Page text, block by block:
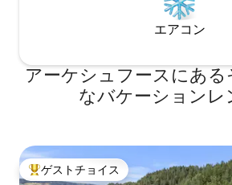
エアコン
アーケシュフースにあ
なバケーションレ
大好評のゲストチョイスです。
ゲストチョイス